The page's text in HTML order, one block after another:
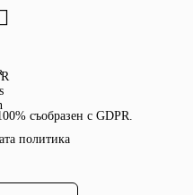
съобразен с GDPR.
политика